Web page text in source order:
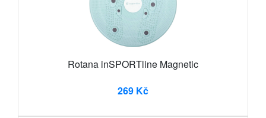
Rotana inSPORTline Magnetic
269 Kč